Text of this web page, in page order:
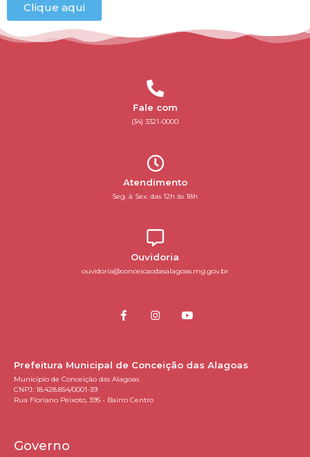
Clique aqui
Fale com
(34) 3321-0000
Atendimento
Seg. à Sex. das 12h às 18h
Ouvidoria
ouvidoria@conceicaodasalagoas.mg.gov.br
Prefeitura Municipal de Conceição das Alagoas
Município de Conceição das Alagoas
CNPJ: 18.428.854/0001-39
Rua Floriano Peixoto, 395 - Bairro Centro
Governo